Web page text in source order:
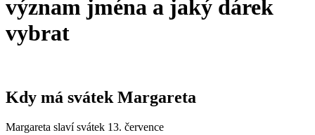
význam jména a jaký dárek
vybrat
Kdy má svátek Margareta
Margareta slaví svátek 13. července